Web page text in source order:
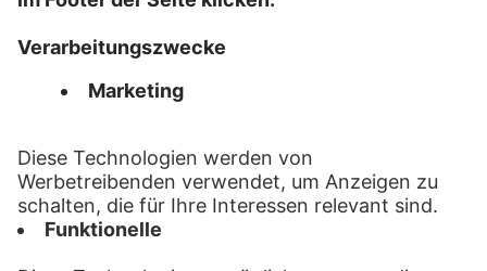
Bitmapdatei im Format 600 x 1200 Pixel,
Auflösung 1200 dpi.
FAQ